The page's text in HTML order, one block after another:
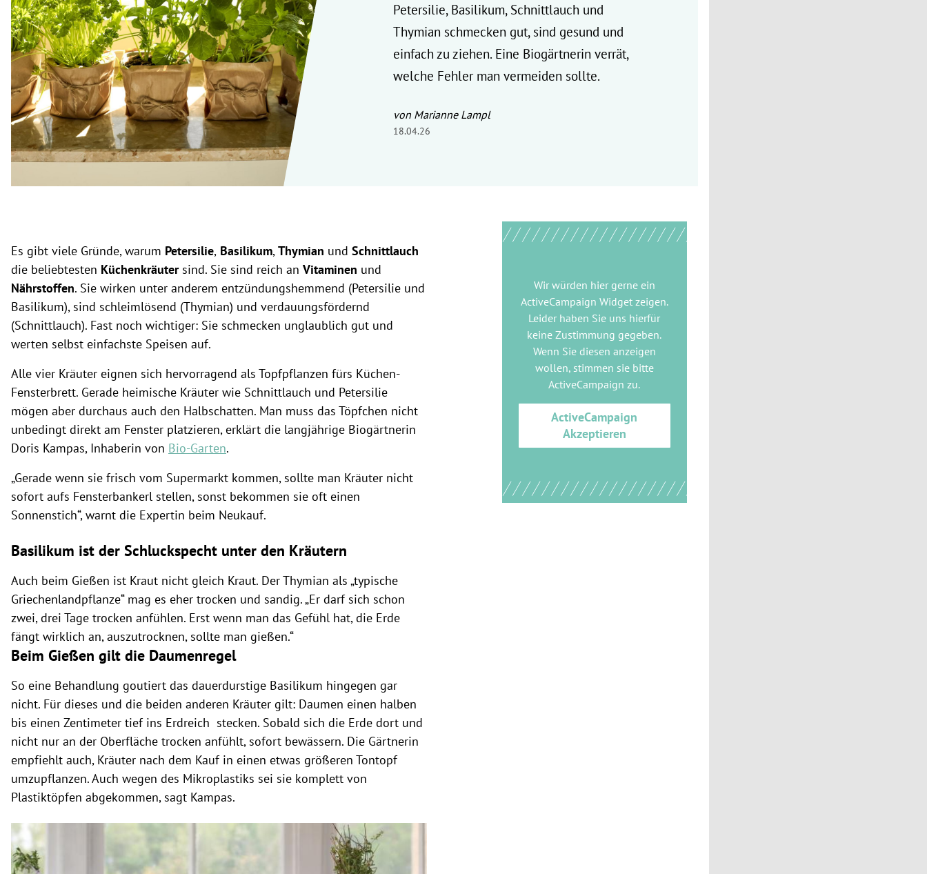
Untermenü
Untermenü
Untermenü
Untermenü
Untermenü
Untermenü
Petersilie, Basilikum, Schnittlauch und
Thymian schmecken gut, sind gesund und
einfach zu ziehen. Eine Biogärtnerin verrät,
welche Fehler man vermeiden sollte.
von Marianne Lampl
18.04.26
Es gibt viele Gründe, warum Petersilie, Basilikum,Thymian und Schnittlauch
die beliebtesten Küchenkräutersind. Sie sind reich an Vitaminen und
Nährstoffen. Sie wirken unter anderem entzündungshemmend (Petersilie und
Basilikum), sind schleimlösend (Thymian) und verdauungsfördernd
(Schnittlauch). Fast noch wichtiger: Sie schmecken unglaublich gut und
werten selbst einfachste Speisen auf.
Alle vier Kräuter eignen sich hervorragend als Topfpflanzen fürs Küchen-
Fensterbrett. Gerade heimische Kräuter wie Schnittlauch und Petersilie
mögen aber durchaus auch den Halbschatten. Man muss das Töpfchen nicht
unbedingt direkt am Fenster platzieren, erklärt die langjährige Biogärtnerin
Doris Kampas, Inhaberin von Bio-Garten.
„Gerade wenn sie frisch vom Supermarkt kommen, sollte man Kräuter nicht
sofort aufs Fensterbankerl stellen, sonst bekommen sie oft einen
Sonnenstich“, warnt die Expertin beim Neukauf.
Basilikum ist der Schluckspecht unter den Kräutern
Auch beim Gießen ist Kraut nicht gleich Kraut. Der Thymian als „typische
Griechenlandpflanze“ mag es eher trocken und sandig. „Er darf sich schon
zwei, drei Tage trocken anfühlen. Erst wenn man das Gefühl hat, die Erde
fängt wirklich an, auszutrocknen, sollte man gießen.“
Beim Gießen gilt die Daumenregel
So eine Behandlung goutiert das dauerdurstige Basilikum hingegen gar
nicht. Für dieses und die beiden anderen Kräuter gilt: Daumen einen halben
bis einen Zentimeter tief ins Erdreich stecken. Sobald sich die Erde dort und
nicht nur an der Oberfläche trocken anfühlt, sofort bewässern. Die Gärtnerin
empfiehlt auch, Kräuter nach dem Kauf in einen etwas größeren Tontopf
umzupflanzen. Auch wegen des Mikroplastiks sei sie komplett von
Plastiktöpfen abgekommen, sagt Kampas.
Wir würden hier gerne ein
ActiveCampaign Widgetzeigen.
Leider haben Sie uns hierfür
keine Zustimmung gegeben.
Wenn Sie diesen anzeigen
wollen, stimmen sie bitte
ActiveCampaign zu.
ActiveCampaign
Akzeptieren